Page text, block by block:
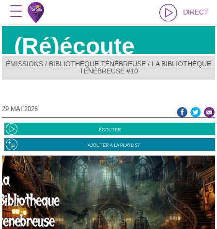
DIRECT
(Ré)écoute
ÉMISSIONS / BIBLIOTHÈQUE TÉNÉBREUSE / LA BIBLIOTHÈQUE
TÉNÉBREUSE #10
29 MAI 2026
ÉCOUTER
AJOUTER A LA PLAYLIST